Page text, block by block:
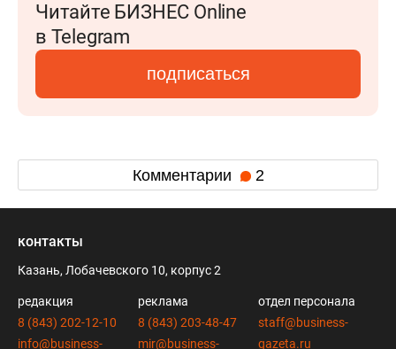
Читайте БИЗНЕС Online
в Telegram
подписаться
Комментарии 2
контакты
Казань, Лобачевского 10, корпус 2
редакция
8 (843) 202-12-10
info@business-
реклама
8 (843) 203-48-47
mir@business-
отдел персонала
staff@business-
gazeta.ru